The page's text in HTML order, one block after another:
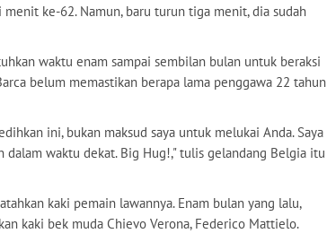
ke-62. Namun, baru turun tiga menit, dia sudah
waktu enam sampai sembilan bulan untuk beraksi
belum memastikan berapa lama penggawa 22 tahun
ini, bukan maksud saya untuk melukai Anda. Saya
waktu dekat. Big Hug!," tulis gelandang Belgia itu
kaki pemain lawannya. Enam bulan yang lalu,
kaki bek muda Chievo Verona, Federico Mattielo.